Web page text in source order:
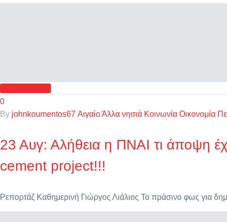
0
By johnkoumentos67 ΑιγαίοΆλλα νησιά Κοινωνία Οικονομία
23 Αυγ: Αλήθεια η ΠΝΑΙ τι άποψη
cement project!!!
Ρεπορτάζ Καθημερινή Γιώργος Λιάλιος Το πράσινο φως για